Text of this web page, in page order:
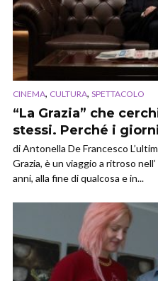
CINEMA, CULTURA, SPETTACOLO
“La Grazia” che
stessi. Perché i
di Antonella De Francesco
Grazia, è un viaggio a ritroso
anni, alla fine di qualcosa e in...